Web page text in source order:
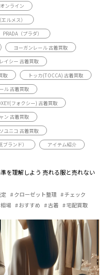
オンライン
ルメス）
PRADA（プラダ）
ヨーガンレール 古着買取
イシー 古着買取
取
トッカ(TOCCA) 古着買取
ル 古着買取
フォクシー) 古着買取
ン 古着買取
ユニコ 古着買取
ランド）
アイテム紹介
を理解しよう 売れる服と売れない
クローゼット整理
チェック
相場 おすすめ 古着
宅配買取